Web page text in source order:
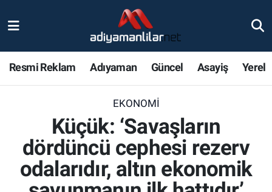
Resmi Reklam Adıyaman Güncel Asayiş Yerel
EKONOMI
Küçük: ‘Savaşların
dördüncü cephesi rezerv
odalarıdır, altın ekonomik
Magazin
Bölge Haberleri
Nöbetçi Eczaneler
Adiyaman Namaz Vakitleri
Trafik Durumu
Süper Lig Puan Durumu ve Fikstür